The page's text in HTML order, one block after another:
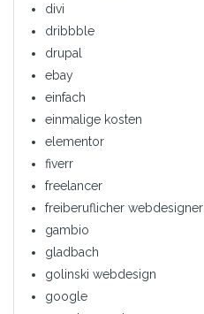
divi
dribbble
drupal
ebay
einfach
einmalige kosten
elementor
fiverr
freelancer
freiberuflicher webdesigner
gambio
gladbach
golinski webdesign
google